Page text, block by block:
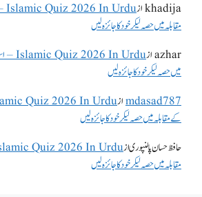
khadijaاز
مقابلہ میں حصہ لیکر خود کا جائزہ لیں
azharاز
میں حصہ لیکر خود کا جائزہ لیں
mdasad787از
کے مقابلہ میں حصہ لیکر خود کا جائزہ لیں
حافظ حسان پالنپوریاز
مقابلہ میں حصہ لیکر خود کا جائزہ لیں